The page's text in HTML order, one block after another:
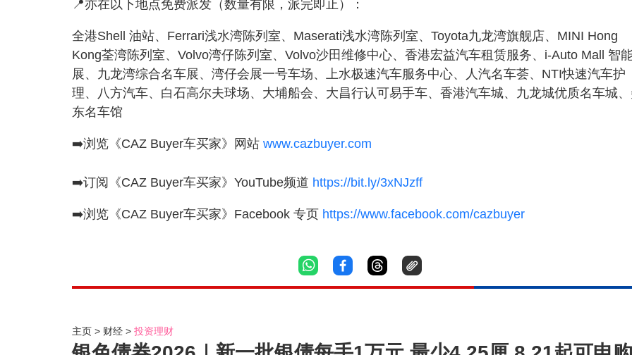
📍亦在以下地点免费派发（数量有限，派完即止）：
全港Shell 油站、Ferrari浅水湾陈列室、Maserati浅水湾陈列室、Toyota九龙湾旗舰店、MINI Hong
Kong荃湾陈列室、Volvo湾仔陈列室、Volvo沙田维修中心、香港宏益汽车租赁服务、i-Auto Mall 智
展、九龙湾综合名车展、湾仔会展一号车场、上水极速汽车服务中心、人汽名车荟、NTI快速汽车护
理、八方汽车、白石高尔夫球场、大埔船会、大昌行认可易手车、香港汽车城、九龙城优质名车城
东名车馆
➡️浏览《CAZ Buyer车买家》网站 www.cazbuyer.com
➡️订阅《CAZ Buyer车买家》YouTube频道 https://bit.ly/3xNJzff
➡️浏览《CAZ Buyer车买家》Facebook 专页 https://www.facebook.com/cazbuyer
主页 财经 投资理财